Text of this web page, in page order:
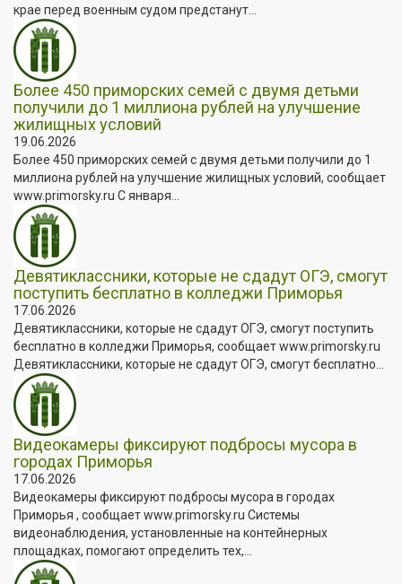
крае перед военным судом предстанут...
Более 450 приморских семей с двумя детьми
получили до 1 миллиона рублей на улучшение
жилищных условий
19.06.2026
Более 450 приморских семей с двумя детьми получили до 1
миллиона рублей на улучшение жилищных условий, сообщает
www.primorsky.ru С января...
Девятиклассники, которые не сдадут ОГЭ, смогут
поступить бесплатно в колледжи Приморья
17.06.2026
Девятиклассники, которые не сдадут ОГЭ, смогут поступить
бесплатно в колледжи Приморья, сообщает www.primorsky.ru
Девятиклассники, которые не сдадут ОГЭ, смогут бесплатно...
Видеокамеры фиксируют подбросы мусора в
городах Приморья
17.06.2026
Видеокамеры фиксируют подбросы мусора в городах
Приморья , сообщает www.primorsky.ru Системы
видеонаблюдения, установленные на контейнерных
площадках, помогают определить тех,...